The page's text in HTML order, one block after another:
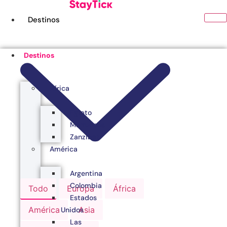
Destinos
Todo Europa África
América Asia
Destinos
África
Egipto
Marruecos
Zanzibar
América
Argentina
Colombia
Estados
Unidos
Las